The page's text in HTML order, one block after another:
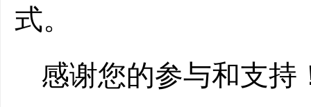
式。
感谢您的参与和支持